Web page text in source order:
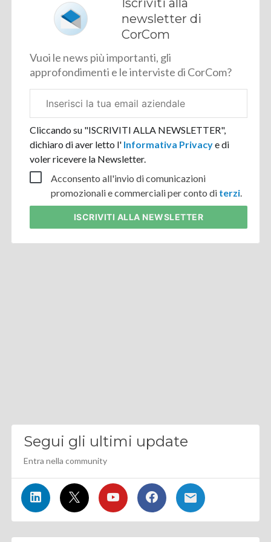
Iscriviti alla
newsletter di
CorCom
Vuoi le news più importanti, gli
approfondimenti e le interviste di CorCom?
aziendale
Cliccando su "ISCRIVITI ALLA NEWSLETTER",
dichiaro di aver letto l' Informativa Privacye di
voler ricevere la Newsletter.
Acconsento all'invio di comunicazioni
promozionali e commerciali per conto di terzi.
ISCRIVITI ALLA NEWSLETTER
Segui gli ultimi update
Entra nella community